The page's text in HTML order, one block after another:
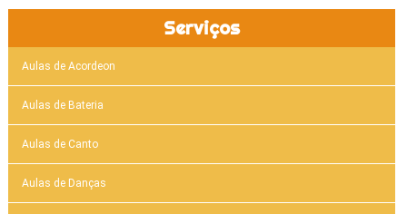
Serviços
Aulas de Acordeon
Aulas de Bateria
Aulas de Canto
Aulas de Danças